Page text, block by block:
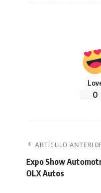
0
ARTÍCULO
Expo Show
OLX Autos